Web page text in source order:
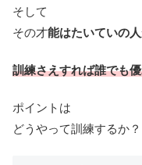
そして
その才能はたいていの
訓練さえすれば誰でも
ポイントは
どうやって訓練するか？